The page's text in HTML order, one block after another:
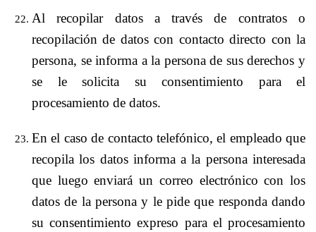
Al recopilar datos a través de contratos o
recopilación de datos con contacto directo con la
persona, se informa a la persona de sus derechos y
se le solicita su consentimiento para el
procesamiento de datos.
En el caso de contacto telefónico, el empleado que
recopila los datos informa a la persona interesada
que luego enviará un correo electrónico con los
datos de la persona y le pide que responda dando
su consentimiento expreso para el procesamiento